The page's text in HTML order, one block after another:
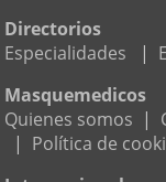
Directorios
Especialidades
|
Masquemedicos
Quienes somos |
| Política de